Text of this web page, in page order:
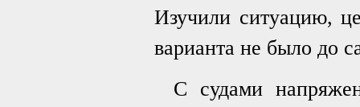
Изучили ситуацию,
варианта не было до
С судами